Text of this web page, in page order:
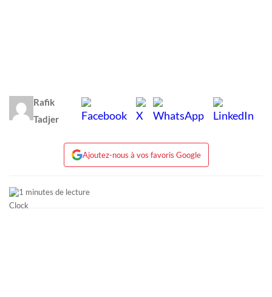
Rafik
Tadjer
Ajoutez-nous à vos favoris Google
1 minutes de lecture